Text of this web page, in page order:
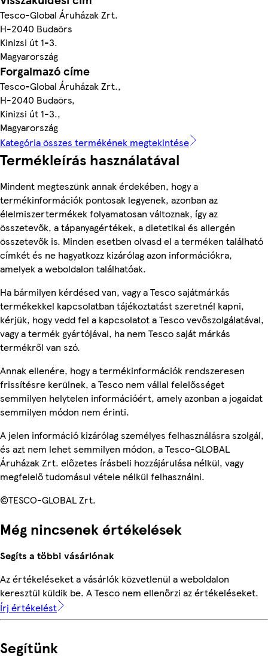
Tesco-Global Áruházak Zrt.
H-2040 Budaörs
Kinizsi út 1-3.
Magyarország
Forgalmazó címe
Tesco-Global Áruházak Zrt.,
H-2040 Budaörs,
Kinizsi út 1-3.,
Magyarország
Kategória összes termékének megtekintése
Termékleírás használatával
Mindent megteszünk annak érdekében, hogy a
termékinformációk pontosak legyenek, azonban az
élelmiszertermékek folyamatosan változnak, így az
összetevők, a tápanyagértékek, a dietetikai és allergén
összetevők is. Minden esetben olvasd el a terméken található
címkét és ne hagyatkozz kizárólag azon információkra,
amelyek a weboldalon találhatóak.
Ha bármilyen kérdésed van, vagy a Tesco sajátmárkás
termékekkel kapcsolatban tájékoztatást szeretnél kapni,
kérjük, hogy vedd fel a kapcsolatot a Tesco vevőszolgálatával,
vagy a termék gyártójával, ha nem Tesco saját márkás
termékről van szó.
Annak ellenére, hogy a termékinformációk rendszeresen
frissítésre kerülnek, a Tesco nem vállal felelősséget
semmilyen helytelen információért, amely azonban a jogaidat
semmilyen módon nem érinti.
A jelen információ kizárólag személyes felhasználásra szolgál,
és azt nem lehet semmilyen módon, a Tesco-GLOBAL
Áruházak Zrt. előzetes írásbeli hozzájárulása nélkül, vagy
megfelelő tudomásul vétele nélkül felhasználni.
©TESCO-GLOBAL Zrt.
Még nincsenek értékelések
Segíts a többi vásárlónak
Az értékeléseket a vásárlók közvetlenül a weboldalon
keresztül küldik be. A Tesco nem ellenőrzi az értékeléseket.
Írj értékelést
Segítünk